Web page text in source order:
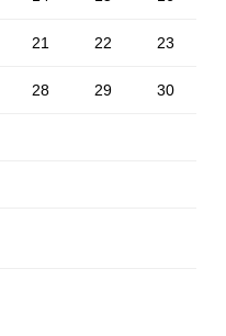
21 22 23
28 29 30